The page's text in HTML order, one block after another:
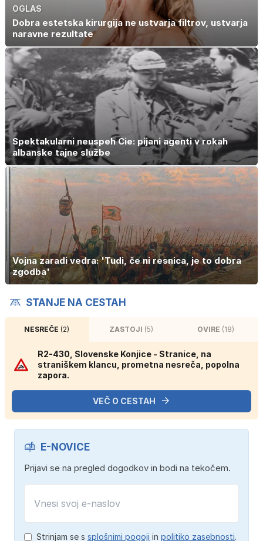
OGLAS
Dobra estetska kirurgija ne ustvarja filtrov, ustvarja
naravne rezultate
Spektakularni neuspeh Cie: pijani agenti v rokah
albanske tajne službe
Vojna zaradi vedra: 'Tudi, če ni resnica, je to dobra
zgodba'
STANJE NA CESTAH
NESREČE(2) ZASTOJI (5) OVIRE (18)
R2-430, Slovenske Konjice - Stranice, na
straniškem klancu, prometna nesreča, popolna
zapora.
VEČ O CESTAH
E-NOVICE
Prijavi se na pregled dogodkov in bodi na tekočem.
Strinjam se s splošnimi pogoji in politiko zasebnosti.